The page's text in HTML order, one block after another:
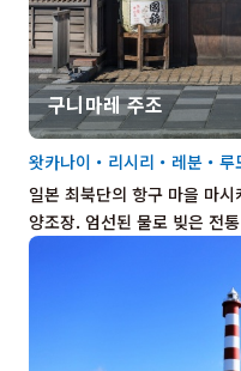
구니마레 주조
일본 최북단의 항구 마을 마
양조장. 엄선된 물로 빚은 전
왓카나이・리시리・레분・루